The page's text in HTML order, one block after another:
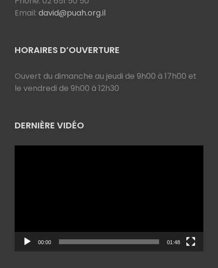
Email: david@puah.org.il
HORAIRES D’OUVERTURE
Ouvert du dimanche au jeudi de 9h00 à 17h00 et
le vendredi de 9h00 à 12h30
DERNIÈRE VIDÉO
00:00 01:48